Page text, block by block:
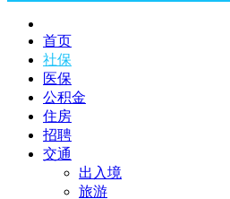
首页
社保
医保
公积金
住房
招聘
交通
出入境
旅游